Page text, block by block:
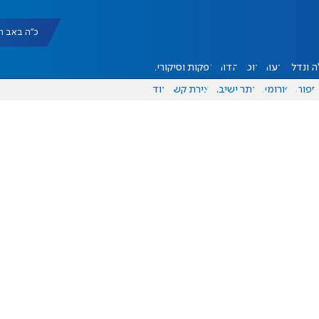
כ"ה באב תשפ"ו
ונדל"ן דעות אוכל יהדות הפקות וסיקורים
ספורט פורומים אתר ישיבה יצירת קשר עוד